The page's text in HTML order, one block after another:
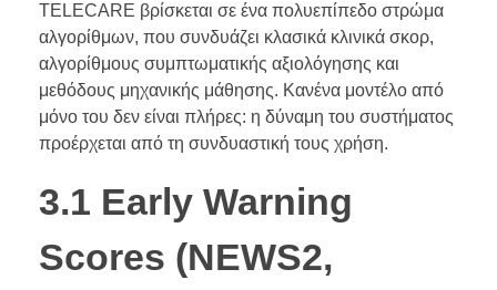
TELECARE βρίσκεται σε ένα πολυεπίπεδο στρώμα
αλγορίθμων, που συνδυάζει κλασικά κλινικά σκορ,
αλγορίθμους συμπτωματικής αξιολόγησης και
μεθόδους μηχανικής μάθησης. Κανένα μοντέλο από
μόνο του δεν είναι πλήρες: η δύναμη του συστήματος
προέρχεται από τη συνδυαστική τους χρήση.
3.1 Early Warning
Scores (NEWS2,